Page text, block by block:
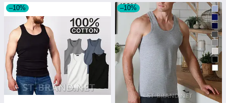
–10% –10%